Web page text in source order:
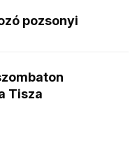
pozsonyi
Tisza